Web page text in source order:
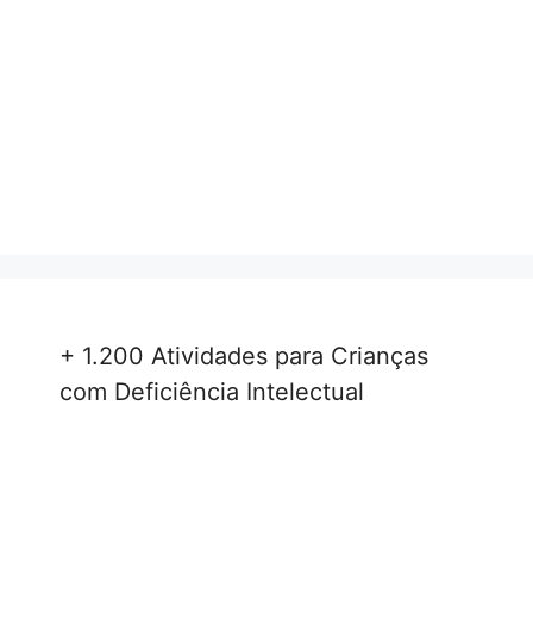
+ 1.200 Atividades para Crianças
com Deficiência Intelectual